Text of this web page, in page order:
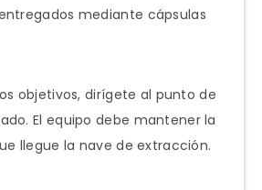
mediante cápsulas
objetivos, dirígete al punto de
El equipo debe mantener la
llegue la nave de extracción.